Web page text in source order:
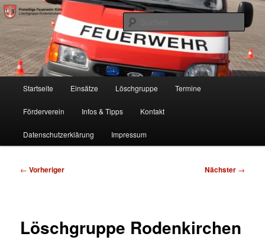
Zum
primären
Inhalt
springenFF Köln, LG RD
Freiwillige Feuerwehr Köln, Löschgruppe Rodenkirchen
Startseite Einsätze Löschgruppe Termine
Förderverein Infos & Tipps Kontakt
Datenschutzerklärung Impressum
Beitragsnavigation
← Vorheriger Nächster →
Löschgruppe Rodenkirchen